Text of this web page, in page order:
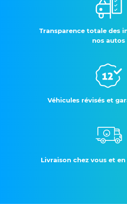
Transparence totale des
nos autos
Véhicules révisés et
Livraison chez vous et